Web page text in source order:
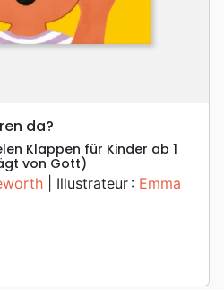
da?
Klappen für Kinder ab 1
von Gott)
| Illustrateur : Emma